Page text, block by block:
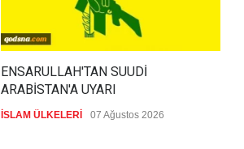
ENSARULLAH'TAN SUUDİ
ARABİSTAN'A UYARI
İSLAM ÜLKELERİ 07 Ağustos 2026